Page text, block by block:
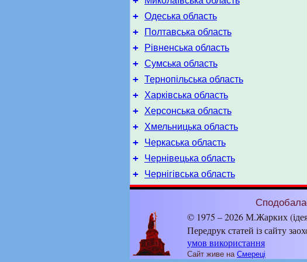
+ Одеська область
+ Полтавська область
+ Рівненська область
+ Сумська область
+ Тернопільська область
+ Харківська область
+ Херсонська область
+ Хмельницька область
+ Черкаська область
+ Чернівецька область
+ Чернігівська область
© 1975 – 2026 М.Жарких
Передрук статей із сайту
умов використання
Сайт живе на Смереці